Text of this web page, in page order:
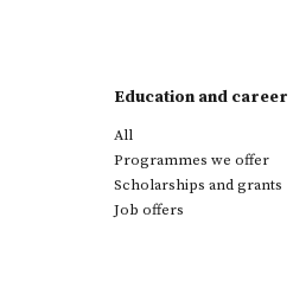
Education and career
All
Programmes we offer
Scholarships and grants
Job offers